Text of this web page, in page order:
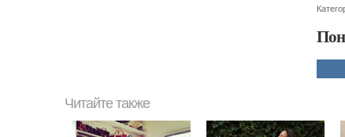
Читайте также